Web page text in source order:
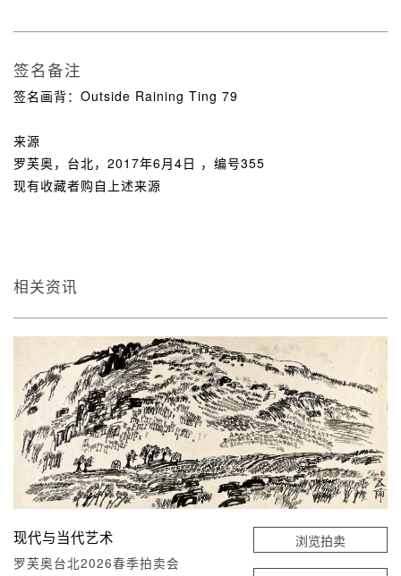
签名备注
签名画背：Outside Raining Ting 79
来源
罗芙奥，台北，2017年6月4日 ，编号355
现有收藏者购自上述来源
相关资讯
现代与当代艺术
罗芙奥台北2026春季拍卖会
浏览拍卖